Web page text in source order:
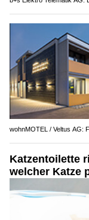
wohnMOTEL / Veltus AG:
Katzentoilette
welcher Katze